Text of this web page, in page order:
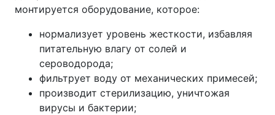
монтируется оборудование, которое:
нормализует уровень жесткости, избавляя
питательную влагу от солей и
сероводорода;
фильтрует воду от механических примесей;
производит стерилизацию, уничтожая
вирусы и бактерии;